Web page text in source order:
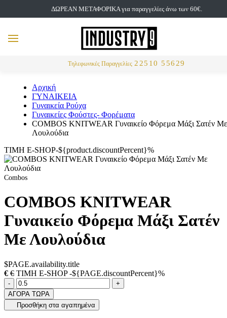
ΔΩΡΕΑΝ ΜΕΤΑΦΟΡΙΚΑ για παραγγελίες άνω των 60€.
Τηλεφωνικές Παραγγελίες 22510 55629
MENU
Αρχική
ΓΥΝΑΙΚΕΙΑ
Γυναικεία Ρούχα
Γυναικείες Φούστες- Φορέματα
COMBOS KNITWEAR Γυναικείο Φόρεμα Μάξι Σατέν Με
Λουλούδια
ΤΙΜΗ E-SHOP-${product.discountPercent}%
Combos
COMBOS KNITWEAR
Γυναικείο Φόρεμα Μάξι Σατέν
Με Λουλούδια
$PAGE.availability.title
€ € ΤΙΜΗ E-SHOP -${PAGE.discountPercent}%
Ποσότητα
-product.increase.quantity +
ΑΓΟΡΑ ΤΩΡΑ
Προσθήκη στα αγαπημένα